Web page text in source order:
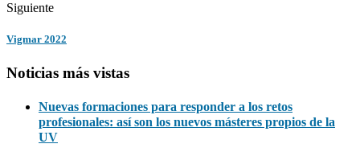
Siguiente
Vigmar 2022
Noticias más vistas
Nuevas formaciones para responder a los retos
profesionales: así son los nuevos másteres propios de la
UV